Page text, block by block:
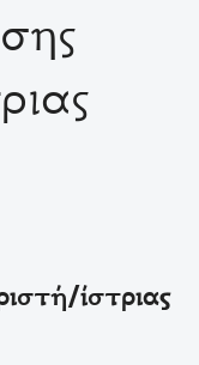
ίστριας